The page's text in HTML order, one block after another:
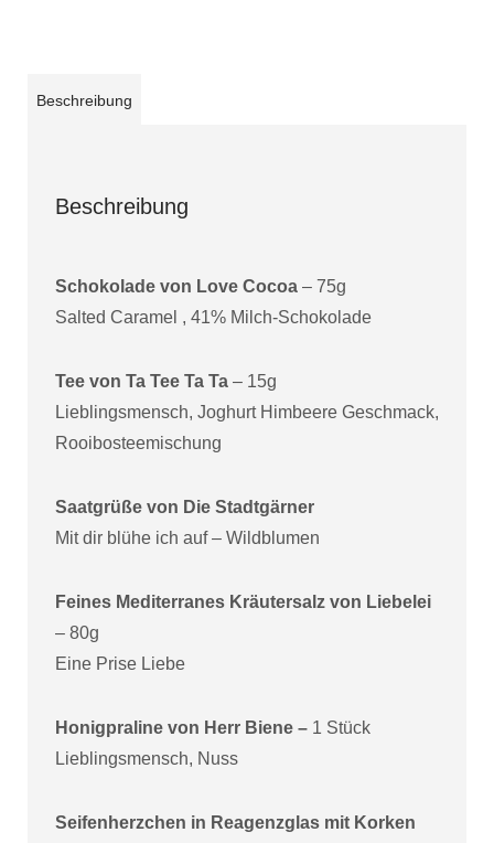
Beschreibung
Beschreibung
Schokolade von Love Cocoa – 75g
Salted Caramel , 41% Milch-Schokolade
Tee von Ta Tee Ta Ta – 15g
Lieblingsmensch, Joghurt Himbeere Geschmack,
Rooibosteemischung
Saatgrüße von Die Stadtgärner
Mit dir blühe ich auf – Wildblumen
Feines Mediterranes Kräutersalz von Liebelei
– 80g
Eine Prise Liebe
Honigpraline von Herr Biene – 1 Stück
Lieblingsmensch, Nuss
Seifenherzchen in Reagenzglas mit Korken